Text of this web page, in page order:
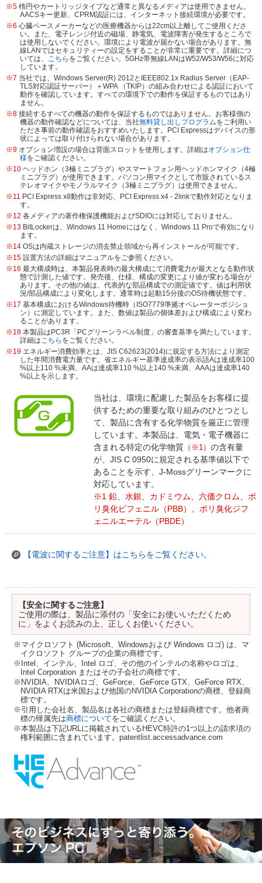
※5 楕円やカートリッジタイプなど通常と異なるメディアは使用できません。
AACSキー更新、CPRM認証には、インターネット接続環境が必要です。
※6 心臓ペースメーカーなどの医療機器からは22cm以上離してご使用くださ
い。また、電子レンジ付近の磁場、静電気、電波障害が発生するところで
は使用しないでください。環境により電波が届かない場合があります。無
線LANではセキュリティーの設定をすることが非常に重要です。詳細につ
いては、 こちら をご覧ください。5GHz帯無線LANはW52/W53/W56に対応
しています。
※7 当社では、Windows Server(R) 2012とIEEE802.1x Radius Server（EAP-
TLS対応認証サーバー）＋WPA （TKIP）の組み合わせによる認証において
動作を確認しています。すべての環境下での動作を保証するものではあり
ません。
※8 接続するすべての機器の動作を保証するものではありません。お客様側の
機器の動作確認などについては、当社無料貸し出しプログラムをご利用い
ただき事前の動作確認をおすすめいたします。PCI Expressはデバイスの形
状によっては取り付けられない場合があります。
※9 オプション増設の場合は背面スロットを使用します。詳細はオプション仕
様をご確認ください。
※10 ヘッドホン（3極ミニプラグ）やスマートフォン用ヘッドホンマイク（4極
ミニプラグ）が使用できます。パソコン用マイクとして市販されているス
テレオマイクやモノラルマイク（3極ミニプラグ）は使用できません。
※11 PCI Express x8動作は非対応、PCI Express x4 - 2linkで動作対応となりま
す。
※12 各メディアの著作権保護機能およびSDIOには対応しておりません。
※13 BitLockerは、Windows 11 Homeにはなく、Windows 11 Proで有効になり
ます。
※14 OSは内蔵ストレージの消去禁止領域から再インストールが可能です。
※15 設置方法の詳細はマニュアルをご参照ください。
※16 最大構成時は、本製品発表時の最大構成にて消費電力が最大となる動作状
態で計測した値です。発売後、仕様、構成の変更により値が変わる場合が
あります。その他の値は、代表的な部品構成での測定値です。値は利用状
況/部品構成により変化します。通常時は起動15分後のOS待機状態です。
※17 基本構成におけるWindows待機時（ISO7779準拠オペレーターポジショ
ン）に測定しています。また、数値は製品の個体差および構成により変わ
ることがあります。
※18 本製品はPC3R「PCグリーンラベル制度」の審査基準を満たしています。
詳細はこちら をご覧ください。
※19 エネルギー消費効率とは、JIS C62623(2014)に規定する方法により測定
した年間消費電力量です。省エネルギー基準達成率の表示語Aは達成率100
%以上110 %未満、AAは達成率110 %以上140 %未満、AAAは達成率140
%以上を示します。
当社は、環境に配慮した製品をお客様に提
供するための重要な取り組みのひとつとし
て、製品に含有する化学物質を厳正に管理
しています。本製品は、電気・電子機器に
含まれる特定の化学物質 （※1） の含有量
が、JIS C 0950に規定される基準値以下で
あることを示す、J-Mossグリーンマークに
対応しています。
※1 鉛、水銀、カドミウム、六価クロム、ポ
リ臭化ビフェニル（PBB）、ポリ臭化ジフ
ェニルエーテル（PBDE）
【電波に関するご注意】はこちらをご覧ください。
【安全に関するご注意】
ご使用の際は、製品に添付の「安全にお使いいただくため
に」をよくお読みの上、正しくお使いください。
※マイクロソフト (Microsoft、Windowsおよび Windows ロゴ) は、マ
イクロソフト グループの企業の商標です。
※Intel、インテル、Intel ロゴ、その他のインテルの名称やロゴは、
Intel Corporation またはその子会社の商標です。
※NVIDIA、NVIDIAロゴ、GeForce、GeForce GTX、GeForce RTX、
NVIDIA RTXは米国および他国のNVIDIA Corporationの商標、登録商
標です。
※引用した会社名、製品名は各社の商標または登録商標です。他者商
標の帰属先は商標についてをご確認ください。
※本製品は下記URLに掲載されているHEVC特許の1つ以上の請求項の
権利範囲に含まれています。patentlist.accessadvance.com